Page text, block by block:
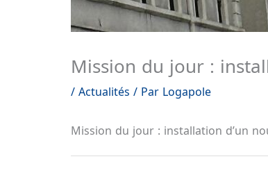
Mission du jour :
/ Actualités / Par Logapole
Mission du jour : installation d’un